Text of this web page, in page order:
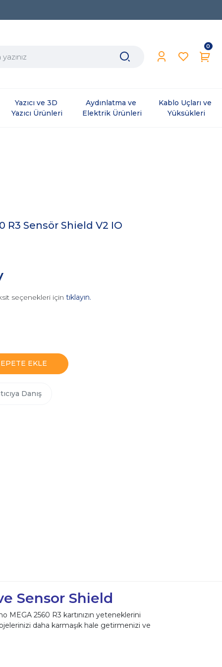
0
Yazıcı ve 3D
Yazıcı Ürünleri
Aydınlatma ve
Elektrik Ürünleri
Kablo Uçları ve
Yüksükleri
R3 Sensör Shield V2 IO
seçenekleri için tıklayın.
EKLE
Danış
Sensor Shield
MEGA 2560 R3 kartınızın yeteneklerini
daha karmaşık hale getirmenizi ve